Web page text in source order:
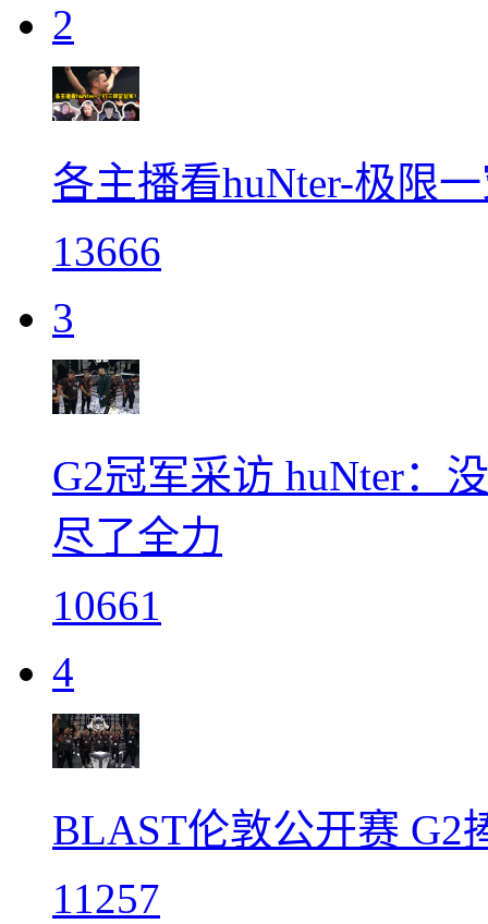
2
各主播看huNter-极限
13666
3
G2冠军采访 huNter：
尽了全力
10661
4
BLAST伦敦公开赛 G2
11257